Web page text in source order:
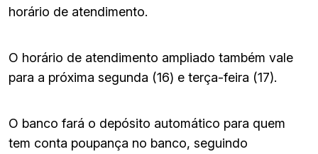
horário de atendimento.
O horário de atendimento ampliado também vale
para a próxima segunda (16) e terça-feira (17).
O banco fará o depósito automático para quem
tem conta poupança no banco, seguindo